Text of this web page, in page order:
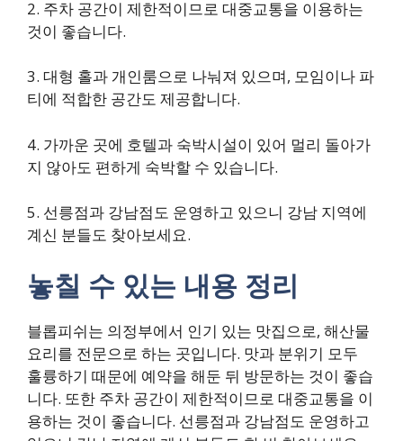
2. 주차 공간이 제한적이므로 대중교통을 이용하는
것이 좋습니다.
3. 대형 홀과 개인룸으로 나눠져 있으며, 모임이나 파
티에 적합한 공간도 제공합니다.
4. 가까운 곳에 호텔과 숙박시설이 있어 멀리 돌아가
지 않아도 편하게 숙박할 수 있습니다.
5. 선릉점과 강남점도 운영하고 있으니 강남 지역에
계신 분들도 찾아보세요.
놓칠 수 있는 내용 정리
블롭피쉬는 의정부에서 인기 있는 맛집으로, 해산물
요리를 전문으로 하는 곳입니다. 맛과 분위기 모두
훌륭하기 때문에 예약을 해둔 뒤 방문하는 것이 좋습
니다. 또한 주차 공간이 제한적이므로 대중교통을 이
용하는 것이 좋습니다. 선릉점과 강남점도 운영하고